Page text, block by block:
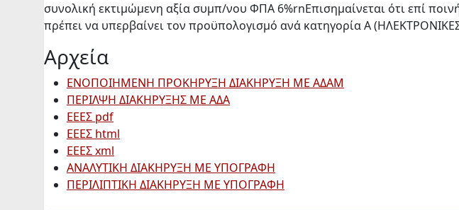
συνολική εκτιμώμενη αξία συμπ/νου ΦΠΑ 6%rnΕπισημαίνεται ότι επί
πρέπει να υπερβαίνει τον προϋπολογισμό ανά κατηγορία Α
Αρχεία
ΕΝΟΠΟΙΗΜΕΝΗ ΠΡΟΚΗΡΥΞΗ ΔΙΑΚΗΡΥΞΗ ΜΕ ΑΔΑΜ
ΠΕΡΙΛΨΗ ΔΙΑΚΗΡΥΞΗΣ ΜΕ ΑΔΑ
ΕΕΕΣ pdf
ΕΕΕΣ html
ΕΕΕΣ xml
ΑΝΑΛΥΤΙΚΗ ΔΙΑΚΗΡΥΞΗ ΜΕ ΥΠΟΓΡΑΦΗ
ΠΕΡΙΛΙΠΤΙΚΗ ΔΙΑΚΗΡΥΞΗ ΜΕ ΥΠΟΓΡΑΦΗ